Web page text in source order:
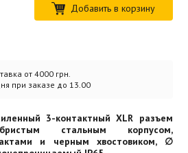
Добавить в корзину
от 4000 грн.
при заказе до 13.00
3-контактный XLR разъем
стальным корпусом,
и черным хвостовиком, ∅